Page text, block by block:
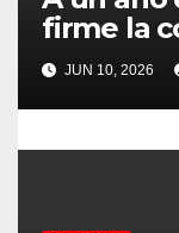
s
firme la
no pudo
a CFK
JUN 10, 2026